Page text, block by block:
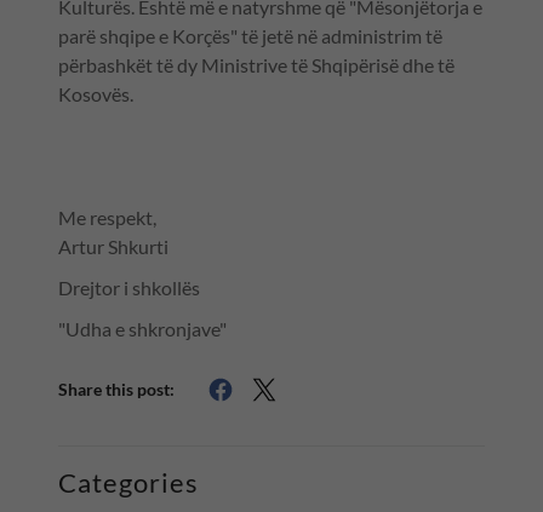
Kulturës. Është më e natyrshme që "Mësonjëtorja e
parë shqipe e Korçës" të jetë në administrim të
përbashkët të dy Ministrive të Shqipërisë dhe të
Kosovës.
Me respekt,
Artur Shkurti
Drejtor i shkollës
"Udha e shkronjave"
Share this post:
Categories